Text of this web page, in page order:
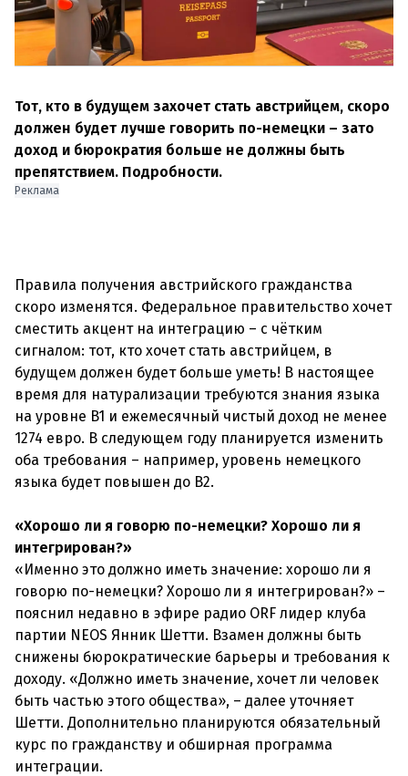
Тот, кто в будущем захочет стать австрийцем, скоро
должен будет лучше говорить по-немецки – зато
доход и бюрократия больше не должны быть
препятствием. Подробности.
Реклама
Правила получения австрийского гражданства
скоро изменятся. Федеральное правительство хочет
сместить акцент на интеграцию – с чётким
сигналом: тот, кто хочет стать австрийцем, в
будущем должен будет больше уметь! В настоящее
время для натурализации требуются знания языка
на уровне B1 и ежемесячный чистый доход не менее
1274 евро. В следующем году планируется изменить
оба требования – например, уровень немецкого
языка будет повышен до B2.
«Хорошо ли я говорю по-немецки? Хорошо ли я
интегрирован?»
«Именно это должно иметь значение: хорошо ли я
говорю по-немецки? Хорошо ли я интегрирован?» –
пояснил недавно в эфире радио ORF лидер клуба
партии NEOS Янник Шетти. Взамен должны быть
снижены бюрократические барьеры и требования к
доходу. «Должно иметь значение, хочет ли человек
быть частью этого общества», – далее уточняет
Шетти. Дополнительно планируются обязательный
курс по гражданству и обширная программа
интеграции.